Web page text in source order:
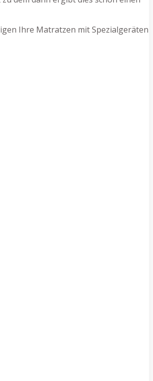
Ihre Matratzen mit Spezialgeräten